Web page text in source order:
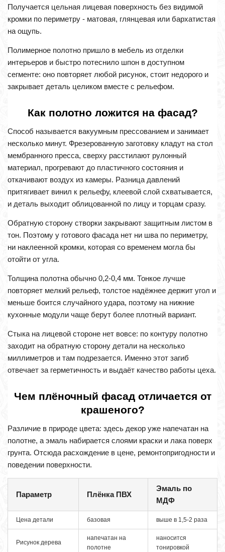
Получается цельная лицевая поверхность без видимой
кромки по периметру - матовая, глянцевая или бархатистая
на ощупь.
Полимерное полотно пришло в мебель из отделки
интерьеров и быстро потеснило шпон в доступном
сегменте: оно повторяет любой рисунок, стоит недорого и
закрывает деталь целиком вместе с рельефом.
Как полотно ложится на фасад?
Способ называется вакуумным прессованием и занимает
несколько минут. Фрезерованную заготовку кладут на стол
мембранного пресса, сверху расстилают рулонный
материал, прогревают до пластичного состояния и
откачивают воздух из камеры. Разница давлений
притягивает винил к рельефу, клеевой слой схватывается,
и деталь выходит облицованной по лицу и торцам сразу.
Обратную сторону створки закрывают защитным листом в
тон. Поэтому у готового фасада нет ни шва по периметру,
ни наклеенной кромки, которая со временем могла бы
отойти от угла.
Толщина полотна обычно 0,2-0,4 мм. Тонкое лучше
повторяет мелкий рельеф, толстое надёжнее держит угол и
меньше боится случайного удара, поэтому на нижние
кухонные модули чаще берут более плотный вариант.
Стыка на лицевой стороне нет вовсе: по контуру полотно
заходит на обратную сторону детали на несколько
миллиметров и там подрезается. Именно этот загиб
отвечает за герметичность и выдаёт качество работы цеха.
Чем плёночный фасад отличается от
крашеного?
Различие в природе цвета: здесь декор уже напечатан на
полотне, а эмаль набирается слоями краски и лака поверх
грунта. Отсюда расхождение в цене, ремонтопригодности и
поведении поверхности.
Параметр Плёнка ПВХ
Эмаль по
МДФ
Цена детали базовая выше в 1,5-2 раза
Рисунок дерева
напечатан на
полотне
наносится
тонировкой